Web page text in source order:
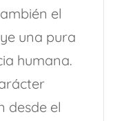
el
una pura
humana.
desde el